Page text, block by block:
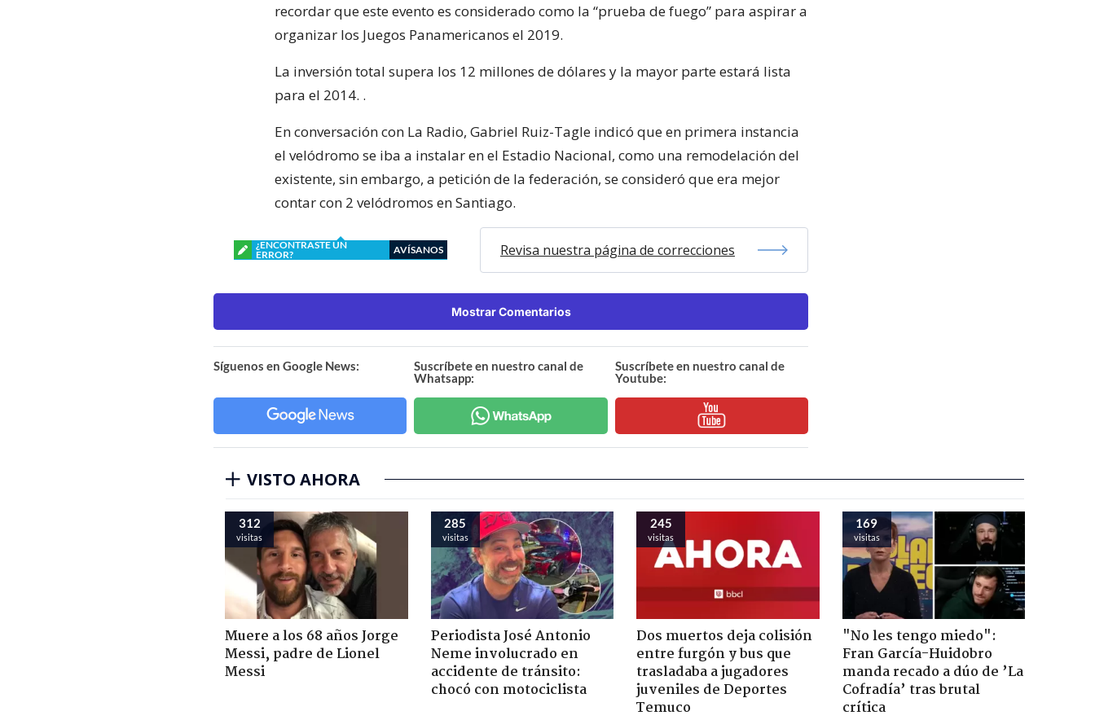
recordar que este evento es considerado como la “prueba de fuego” para aspirar a
organizar los Juegos Panamericanos el 2019.
La inversión total supera los 12 millones de dólares y la mayor parte estará lista
para el 2014. .
En conversación con La Radio, Gabriel Ruiz-Tagle indicó que en primera instancia
el velódromo se iba a instalar en el Estadio Nacional, como una remodelación del
existente, sin embargo, a petición de la federación, se consideró que era mejor
contar con 2 velódromos en Santiago.
¿ENCONTRASTE UN
ERROR?
AVÍSANOS Revisa nuestra página de correcciones
Mostrar Comentarios
Síguenos en Google News:
Suscríbete en nuestro canal de
Whatsapp:
Suscríbete en nuestro canal de
Youtube:
VISTO AHORA
312
visitas
Muere a los 68 años Jorge
Messi, padre de Lionel
Messi
285
visitas
Periodista José Antonio
Neme involucrado en
accidente de tránsito:
chocó con motociclista
245
visitas
Dos muertos deja colisión
entre furgón y bus que
trasladaba a jugadores
juveniles de Deportes
Temuco
169
visitas
"No les tengo miedo":
Fran García-Huidobro
manda recado a dúo de ’La
Cofradía’ tras brutal
crítica